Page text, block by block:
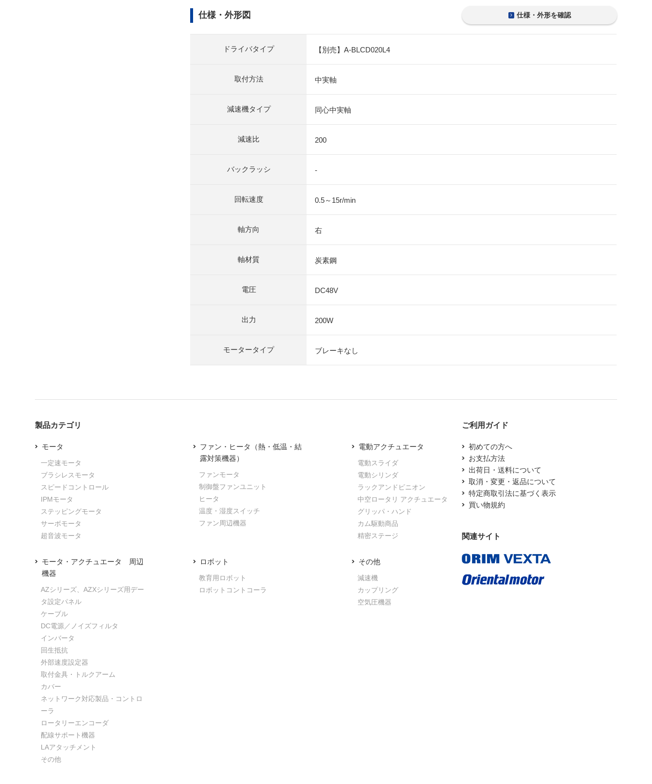
仕様・外形図 仕様・外形を確認
ドライバタイプ 【別売】A-BLCD020L4
取付方法 中実軸
減速機タイプ 同心中実軸
減速比 200
バックラッシ -
回転速度 0.5～15r/min
軸方向 右
軸材質 炭素鋼
電圧 DC48V
出力 200W
モータータイプ ブレーキなし
製品カテゴリ
モータ
一定速モータ
ブラシレスモータ
スピードコントロール
IPMモータ
ステッピングモータ
サーボモータ
超音波モータ
ファン・ヒータ（熱・低温・結
露対策機器）
ファンモータ
制御盤ファンユニット
ヒータ
温度・湿度スイッチ
ファン周辺機器
電動アクチュエータ
電動スライダ
電動シリンダ
ラックアンドピニオン
中空ロータリ アクチュエータ
グリッパ・ハンド
カム駆動商品
精密ステージ
モータ・アクチュエータ 周辺
機器
AZシリーズ、AZXシリーズ用デー
タ設定パネル
ケーブル
DC電源／ノイズフィルタ
インバータ
回生抵抗
外部速度設定器
取付金具・トルクアーム
カバー
ネットワーク対応製品・コントロ
ーラ
ロータリーエンコーダ
配線サポート機器
LAアタッチメント
その他
ロボット
教育用ロボット
ロボットコントコーラ
その他
減速機
カップリング
空気圧機器
ご利用ガイド
初めての方へ
お支払方法
出荷日・送料について
取消・変更・返品について
特定商取引法に基づく表示
買い物規約
関連サイト